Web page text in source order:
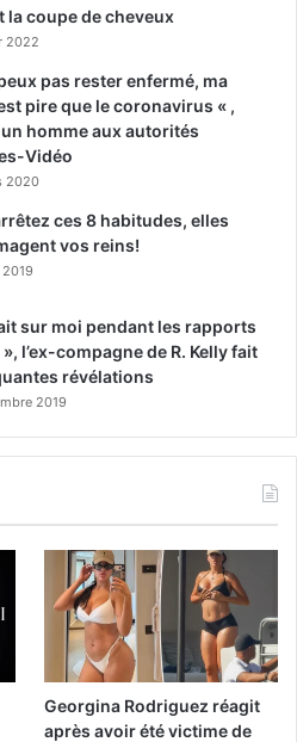
la coupe de cheveux
2022
pas rester enfermé, ma
pire que le coronavirus « ,
homme aux autorités
Vidéo
2020
ces 8 habitudes, elles
vos reins!
sur moi pendant les rapports
l’ex-compagne de R. Kelly fait
révélations
2019
Georgina Rodriguez réagit
après avoir été victime de